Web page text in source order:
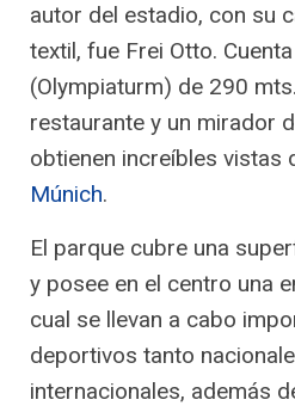
autor del estadio, con su
textil, fue Frei Otto.
(Olympiaturm) de 290
restaurante y un mirador
obtienen increíbles vistas
Múnich.
El parque cubre una
y posee en el centro una
cual se llevan a cabo
deportivos tanto
internacionales, además